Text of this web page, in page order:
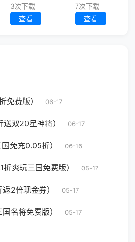
3次下载
查看
7次下载
查看
免费版） 06-17
双20星神将） 06-17
免充0.05折） 06-16
爽玩三国免费版） 05-17
2倍现金券） 05-17
名将免费版） 05-17